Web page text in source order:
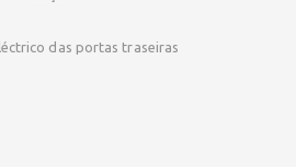
das portas traseiras